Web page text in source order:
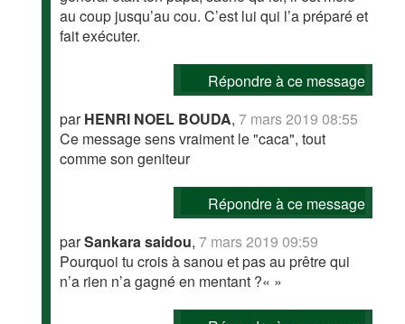
au coup jusqu’au cou. C’est lui qui l’a préparé et
fait exécuter.
Répondre à ce message
parHENRI NOEL BOUDA,7 mars 2019 08:55
Ce message sens vraiment le "caca", tout
comme son geniteur
Répondre à ce message
parSankara saidou,7 mars 2019 09:59
Pourquoi tu crois à sanou et pas au prêtre qui
n’a rien n’a gagné en mentant ?« »